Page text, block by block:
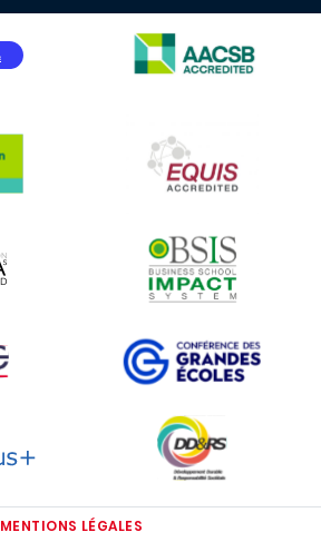
IMAGE
IMAGE
MENTIONS LÉGALES